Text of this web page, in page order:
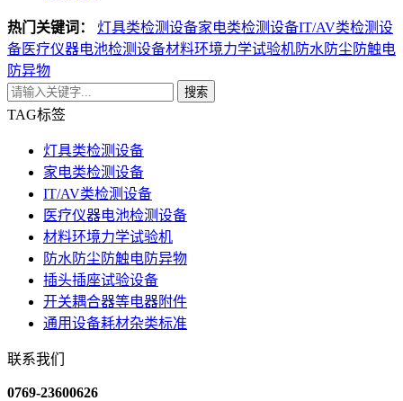
热门关键词： 灯具类检测设备家电类检测设备IT/AV类检测设
备医疗仪器电池检测设备材料环境力学试验机防水防尘防触电
防异物
搜索
TAG标签
灯具类检测设备
家电类检测设备
IT/AV类检测设备
医疗仪器电池检测设备
材料环境力学试验机
防水防尘防触电防异物
插头插座试验设备
开关耦合器等电器附件
通用设备耗材杂类标准
联系我们
0769-23600626